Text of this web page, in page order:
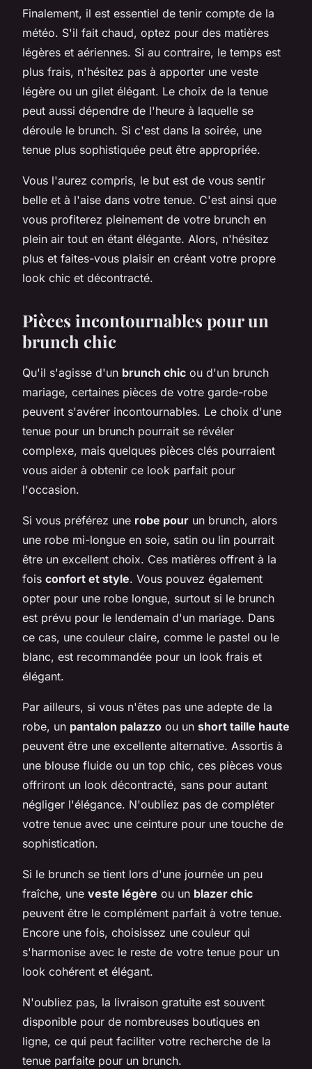
Finalement, il est essentiel de tenir compte de la
météo. S'il fait chaud, optez pour des matières
légères et aériennes. Si au contraire, le temps est
plus frais, n'hésitez pas à apporter une veste
légère ou un gilet élégant. Le choix de la tenue
peut aussi dépendre de l'heure à laquelle se
déroule le brunch. Si c'est dans la soirée, une
tenue plus sophistiquée peut être appropriée.
Vous l'aurez compris, le but est de vous sentir
belle et à l'aise dans votre tenue. C'est ainsi que
vous profiterez pleinement de votre brunch en
plein air tout en étant élégante. Alors, n'hésitez
plus et faites-vous plaisir en créant votre propre
look chic et décontracté.
Pièces incontournables pour un
brunch chic
Qu'il s'agisse d'un brunch chic ou d'un brunch
mariage, certaines pièces de votre garde-robe
peuvent s'avérer incontournables. Le choix d'une
tenue pour un brunch pourrait se révéler
complexe, mais quelques pièces clés pourraient
vous aider à obtenir ce look parfait pour
l'occasion.
Si vous préférez une robe pour un brunch, alors
une robe mi-longue en soie, satin ou lin pourrait
être un excellent choix. Ces matières offrent à la
fois confort et style. Vous pouvez également
opter pour une robe longue, surtout si le brunch
est prévu pour le lendemain d'un mariage. Dans
ce cas, une couleur claire, comme le pastel ou le
blanc, est recommandée pour un look frais et
élégant.
Par ailleurs, si vous n'êtes pas une adepte de la
robe, un pantalon palazzo ou un short taille haute
peuvent être une excellente alternative. Assortis à
une blouse fluide ou un top chic, ces pièces vous
offriront un look décontracté, sans pour autant
négliger l'élégance. N'oubliez pas de compléter
votre tenue avec une ceinture pour une touche de
sophistication.
Si le brunch se tient lors d'une journée un peu
fraîche, une veste légère ou un blazer chic
peuvent être le complément parfait à votre tenue.
Encore une fois, choisissez une couleur qui
s'harmonise avec le reste de votre tenue pour un
look cohérent et élégant.
N'oubliez pas, la livraison gratuite est souvent
disponible pour de nombreuses boutiques en
ligne, ce qui peut faciliter votre recherche de la
tenue parfaite pour un brunch.